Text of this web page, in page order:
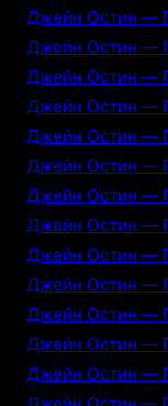
Джейн Остин —
Джейн Остин —
Джейн Остин —
Джейн Остин —
Джейн Остин —
Джейн Остин —
Джейн Остин —
Джейн Остин —
Джейн Остин —
Джейн Остин —
Джейн Остин —
Джейн Остин —
Джейн Остин —